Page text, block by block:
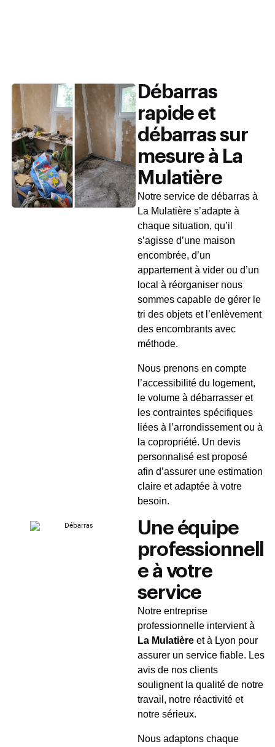
Débarras
rapide et
débarras sur
mesure à La
Mulatière
Notre service de débarras à
La Mulatière s’adapte à
chaque situation, qu’il
s’agisse d’une maison
encombrée, d’un
appartement à vider ou d’un
local à réorganiser nous
sommes capable de gérer le
tri des objets et l’enlèvement
des encombrants avec
méthode.
Nous prenons en compte
l’accessibilité du logement,
le volume à débarrasser et
les contraintes spécifiques
liées à l’arrondissement ou à
la copropriété. Un devis
personnalisé est proposé
afin d’assurer une estimation
claire et adaptée à votre
besoin.
Une équipe
professionnell
e à votre
service
Notre entreprise
professionnelle intervient à
La Mulatière et à Lyon pour
assurer un service fiable. Les
avis de nos clients
soulignent la qualité de notre
travail, notre réactivité et
notre sérieux.
Nous adaptons chaque